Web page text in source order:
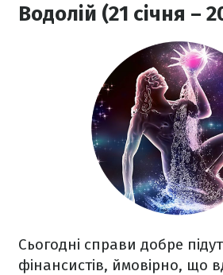
Водолій (21 січня –
Сьогодні справи добре
фінансистів, ймовірно, що